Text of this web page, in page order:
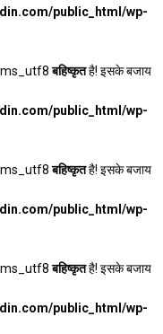
public_html/wp-
बहिष्कृतहै! इसके बजाय
public_html/wp-
बहिष्कृतहै! इसके बजाय
public_html/wp-
बहिष्कृतहै! इसके बजाय
public_html/wp-